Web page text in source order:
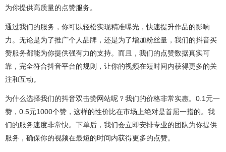
为你提供高质量的点赞服务。
通过我们的服务，你可以轻松实现精准曝光，快速提升作品的影响
力。无论是为了推广个人品牌，还是为了增加粉丝量，我们的抖音买
赞服务都能为你提供强有力的支持。而且，我们的点赞数据真实可
靠，完全符合抖音平台的规则，让你的视频在短时间内获得更多的关
注和互动。
为什么选择我们的抖音双击赞网站呢？我们的价格非常实惠。0.1元一
赞，0.5元1000个赞，这样的性价比在市场上绝对是首屈一指的。我
们的服务速度非常快。下单后，我们会立即安排专业的团队为你提供
服务，确保你的视频在最短的时间内获得更多的点赞。